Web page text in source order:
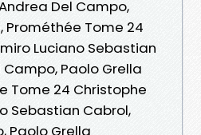
Del Campo,
Prométhée Tome 24
Luciano Sebastian
Paolo Grella
Tome 24 Christophe
Sebastian Cabrol,
Paolo Grella